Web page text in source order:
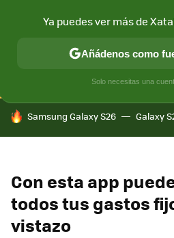
CONECTIVIDAD MÓVIL Y
HOY SE HABLA DE
Samsung Galaxy S26 Galaxy
Con esta app
todos tus gastos
vistazo
Ya puedes ver más de
Añádenos como
Solo necesitas una